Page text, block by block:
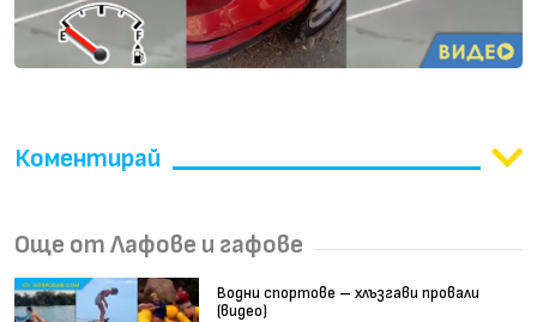
Коментирай
Още от Лафове и гафове
Водни спортове – хлъзгави провали
(видео)